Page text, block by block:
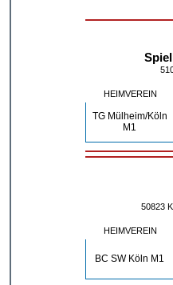
HEIMVEREIN
TG Mülheim/Köln
M1
50823
HEIMVEREIN
BC SW Köln M1